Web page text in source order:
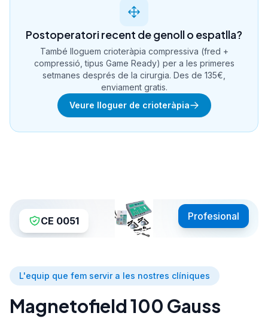
Postoperatori recent de genoll o espatlla?
També lloguem crioteràpia compressiva (fred +
compressió, tipus Game Ready) per a les primeres
setmanes després de la cirurgia. Des de 135€,
enviament gratis.
Veure lloguer de crioteràpia
CE 0051 Profesional
L'equip que fem servir a les nostres clíniques
Magnetofield 100 Gauss